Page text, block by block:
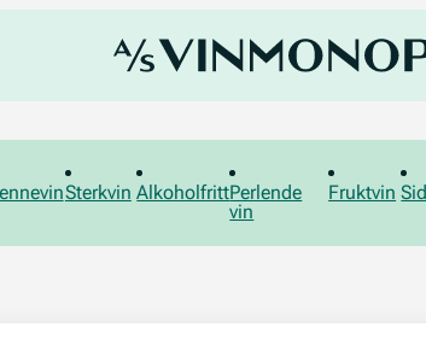
Sterkvin AlkoholfrittPerlende
vin
Fruktvin